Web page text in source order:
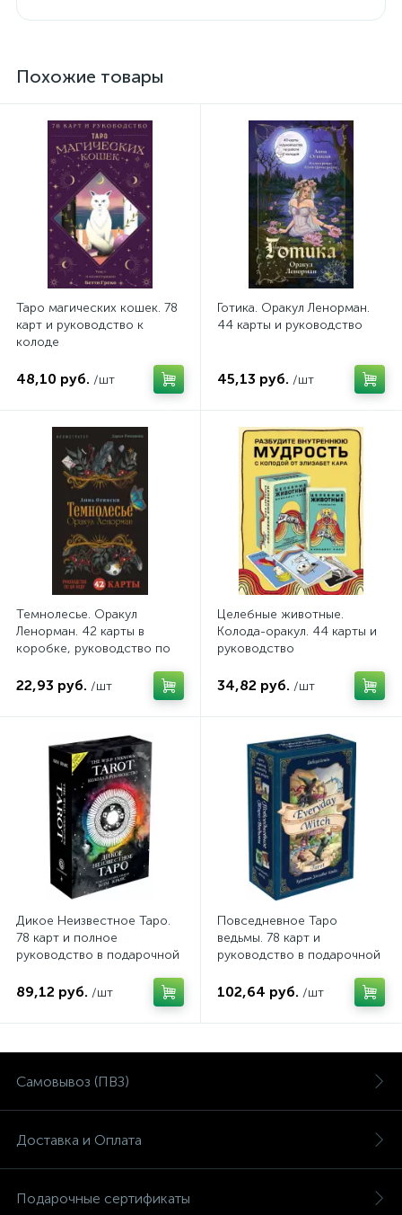
Похожие товары
Таро магических кошек. 78
карт и руководство к
колоде
48,10 руб. /шт
Готика. Оракул Ленорман.
44 карты и руководство
45,13 руб. /шт
Темнолесье. Оракул
Ленорман. 42 карты в
коробке, руководство по
22,93 руб. /шт
Целебные животные.
Колода-оракул. 44 карты и
руководство
34,82 руб. /шт
Дикое Неизвестное Таро.
78 карт и полное
руководство в подарочной
89,12 руб. /шт
Повседневное Таро
ведьмы. 78 карт и
руководство в подарочной
102,64 руб. /шт
Самовывоз (ПВЗ)
Доставка и Оплата
Подарочные сертификаты